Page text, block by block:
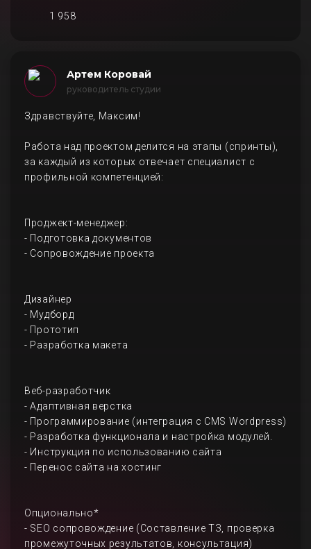
1 958
Артем Коровай
руководитель студии
Здравствуйте, Максим!
Работа над проектом делится на этапы (спринты),
за каждый из которых отвечает специалист с
профильной компетенцией:
Проджект-менеджер:
- Подготовка документов
- Сопровождение проекта
Дизайнер
- Мудборд
- Прототип
- Разработка макета
Веб-разработчик
- Адаптивная верстка
- Программирование (интеграция с CMS Wordpress)
- Разработка функционала и настройка модулей.
- Инструкция по использованию сайта
- Перенос сайта на хостинг
Опционально*
- SEO сопровождение (Составление ТЗ, проверка
промежуточных результатов, консультация)